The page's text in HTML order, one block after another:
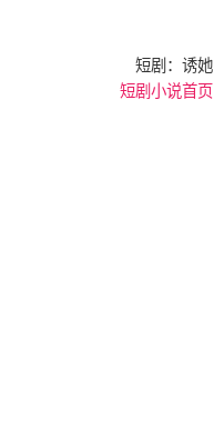
短剧：诱她
短剧小说首页